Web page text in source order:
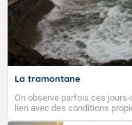
La tramontane
On observe parfois ces
lien avec des conditions
tramontane ? Quelles sont